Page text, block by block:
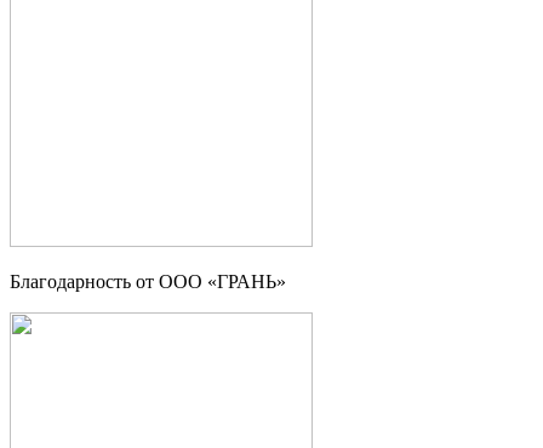
Благодарность от OOO «ГРАНЬ»